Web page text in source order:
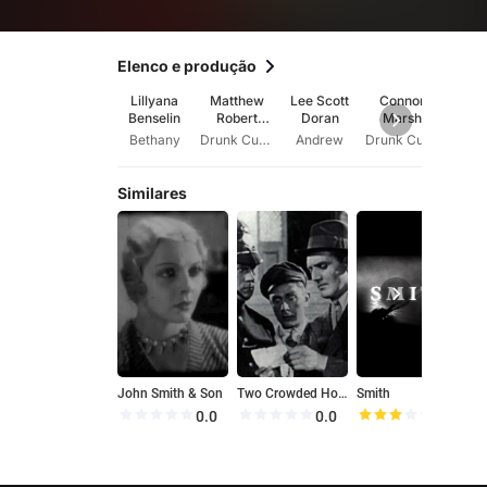
Elenco e produção
Lillyana
Benselin
Bethany
Matthew
Robert
BenselinDrunk Customer
Lee Scott
Doran
Andrew
Connor
Marsh
Similares
John Smith & Son
0.0
Two Crowded Hours
0.0
Smith